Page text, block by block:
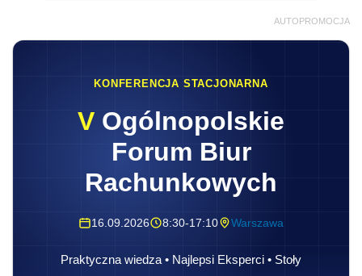
AUTOPROMOCJA
KONFERENCJA STACJONARNA
V Ogólnopolskie
Forum Biur
Rachunkowych
16.09.2026 8:30-17:10 Warszawa
Praktyczna wiedza • Najlepsi Eksperci • Stoły